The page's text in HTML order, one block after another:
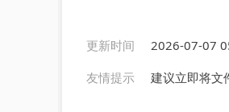
更新时间
2026-07-07
友情提示
建议立即将文